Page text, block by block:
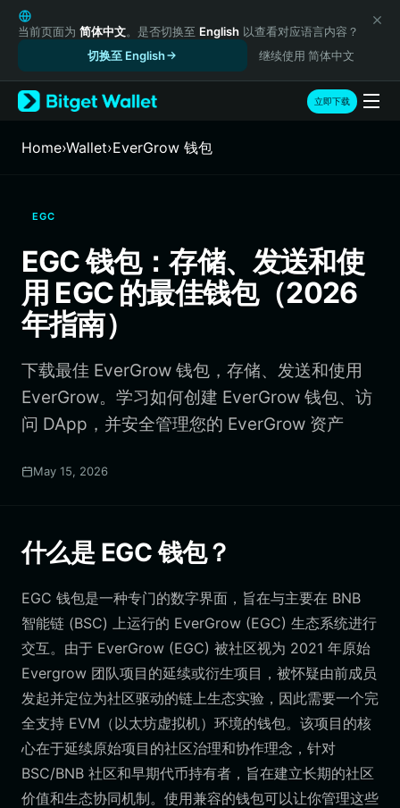
English
日本語
Русский
Español (Latinoamérica)
Türkçe
Italiano
繁體中文
Português (Portugal)
Bahasa Indonesia
ภาษาไทย
हिन्दी
Português (Brasil)
Español (Argentina)
当前页面为 简体中文。是否切换至 English 以查看对应语言内容？
切换至 English
继续使用 简体中文
立即下载
Home›Wallet›EverGrow 钱包
EGC
EGC 钱包：存储、发送和使
用 EGC 的最佳钱包（2026
年指南）
下载最佳 EverGrow 钱包，存储、发送和使用
EverGrow。学习如何创建 EverGrow 钱包、访
问 DApp，并安全管理您的 EverGrow 资产
May 15, 2026
什么是 EGC 钱包？
EGC 钱包是一种专门的数字界面，旨在与主要在 BNB
智能链 (BSC) 上运行的 EverGrow (EGC) 生态系统进行
交互。由于 EverGrow (EGC) 被社区视为 2021 年原始
Evergrow 团队项目的延续或衍生项目，被怀疑由前成员
发起并定位为社区驱动的链上生态实验，因此需要一个完
全支持 EVM（以太坊虚拟机）环境的钱包。该项目的核
心在于延续原始项目的社区治理和协作理念，针对
BSC/BNB 社区和早期代币持有者，旨在建立长期的社区
价值和生态协同机制。使用兼容的钱包可以让你管理这些